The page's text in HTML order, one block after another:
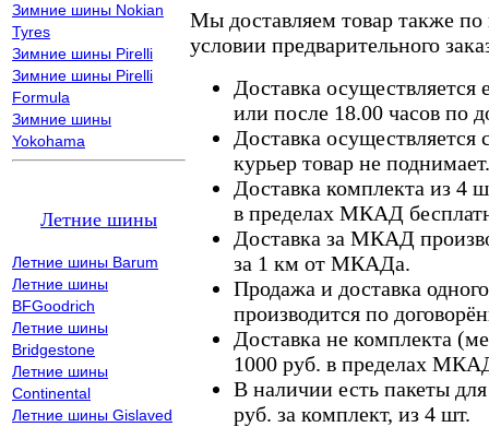
Зимние шины Nokian
Tyres
Зимние шины Pirelli
Зимние шины Pirelli
Formula
Зимние шины
Yokohama
Летние шины
Летние шины Barum
Летние шины
BFGoodrich
Летние шины
Bridgestone
Летние шины
Continental
Летние шины Gislaved
Мы доставляем товар также
условии предварительного
Доставка осуществляется
или после 18.00 часов по
Доставка осуществляется
курьер товар не поднимает.
Доставка комплекта из 4
в пределах МКАД
Доставка за МКАД
за 1 км от МКАДа.
Продажа и доставка
производится по
Доставка не комплекта
1000 руб. в пределах
В наличии есть пакеты
руб. за комплект, из 4 шт.